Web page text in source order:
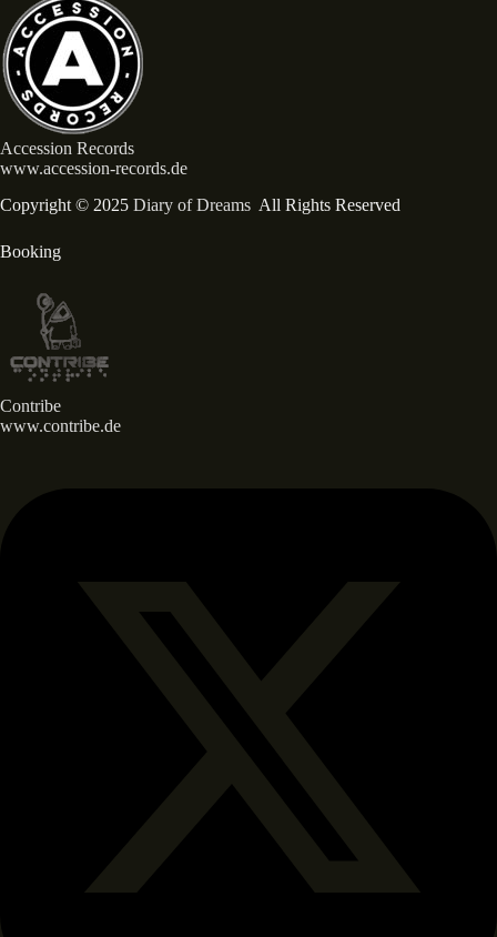
Accession Records
www.accession-records.de
Copyright © 2025 Diary of Dreams All Rights Reserved
Booking
Contribe
www.contribe.de